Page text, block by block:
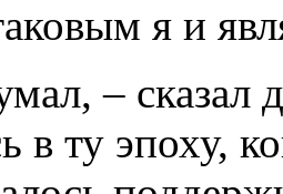
я и
–
в ту эпоху,